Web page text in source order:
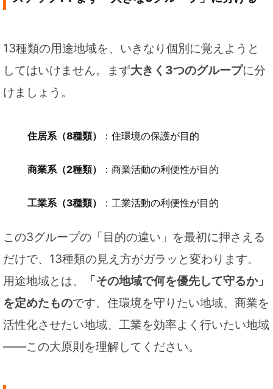
13種類の用途地域を、いきなり個別に覚えようと
してはいけません。まず大きく3つのグループに分
けましょう。
住居系（8種類） ：住環境の保護が目的
商業系（2種類） ：商業活動の利便性が目的
工業系（3種類） ：工業活動の利便性が目的
この3グループの「目的の違い」を最初に押さえる
だけで、13種類の見え方がガラッと変わります。
用途地域とは、
「その地域で何を優先して守るか」
を定めたものです。住環境を守りたい地域、商業を
活性化させたい地域、工業を効率よく行いたい地域
——この大原則を理解してください。